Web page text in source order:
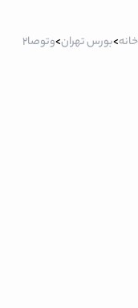
خانه>بورس تهران>وتوصا2